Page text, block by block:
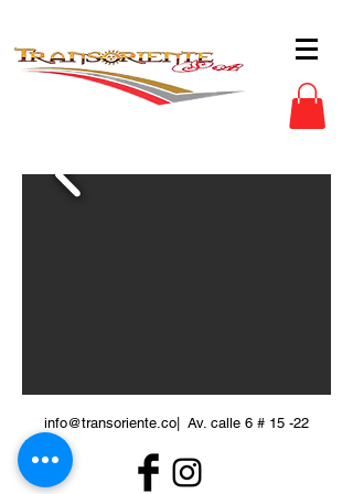
info@transoriente.co| Av. calle 6 # 15 -22